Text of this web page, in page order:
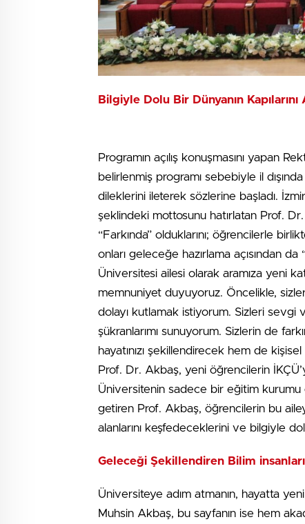
Bilgiyle Dolu Bir Dünyanın Kapılarını
Programın açılış konuşmasını yapan
belirlenmiş programı sebebiyle il
dileklerini ileterek sözlerine başladı.
şeklindeki mottosunu hatırlatan Prof.
“Farkında” olduklarını; öğrencilerle
onları geleceğe hazırlama açısından
Üniversitesi ailesi olarak aramıza yeni
memnuniyet duyuyoruz. Öncelikle,
dolayı kutlamak istiyorum. Sizleri sevgi
şükranlarımı sunuyorum. Sizlerin de
hayatınızı şekillendirecek hem de
Prof. Dr. Akbaş, yeni öğrencilerin
Üniversitenin sadece bir eğitim kurumu
getiren Prof. Akbaş, öğrencilerin bu
alanlarını keşfedeceklerini ve bilgiyle
Geleceği Şekillendiren Bilim
Üniversiteye adım atmanın, hayatta
Muhsin Akbaş, bu sayfanın ise hem